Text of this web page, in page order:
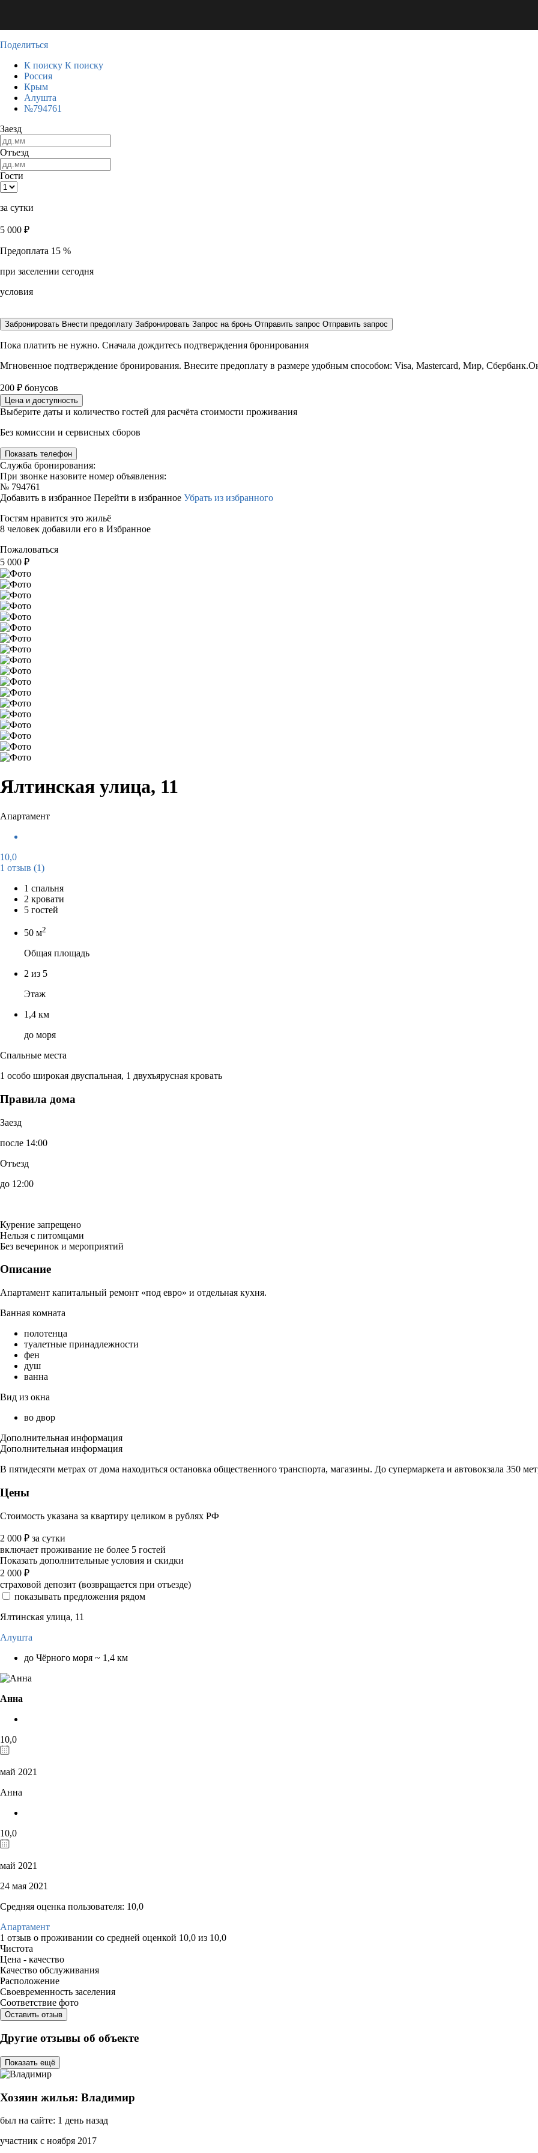
Поделиться
К поиску К поиску
Россия
Крым
Алушта
№794761
Заезд
Отъезд
Гости
за сутки
5 000 ₽
Предоплата 15 %
при заселении сегодня
условия
Забронировать Внести предоплату Забронировать Запрос на бронь Отправить запрос Отправить запрос
Пока платить не нужно. Сначала дождитесь подтверждения бронирования
Мгновенное подтверждение бронирования. Внесите предоплату в размере удобным способом: Visa, Mastercard, Мир,
200 ₽ бонусов
Цена и доступность
Выберите даты и количество гостей для расчёта стоимости проживания
Без комиссии и сервисных сборов
Показать телефон
Служба бронирования:
При звонке назовите номер объявления:
№ 794761
Добавить в избранное Перейти в избранное Убрать из избранного
Гостям нравится это жильё
8 человек добавили его в Избранное
Пожаловаться
5 000 ₽
Ялтинская улица, 11
Апартамент
10,0
1 отзыв (1)
1 спальня
2 кровати
5 гостей
50 м2
Общая площадь
2 из 5
Этаж
1,4 км
до моря
Спальные места
1 особо широкая двуспальная, 1 двухъярусная кровать
Правила дома
Заезд
после 14:00
Отъезд
до 12:00
Курение запрещено
Нельзя с питомцами
Без вечеринок и мероприятий
Описание
Апартамент капитальный ремонт «под евро» и отдельная кухня.
Ванная комната
полотенца
туалетные принадлежности
фен
душ
ванна
Вид из окна
во двор
Дополнительная информация
Дополнительная информация
В пятидесяти метрах от дома находиться остановка общественного транспорта, магазины. До супермаркета и автовокзала 350
Цены
Стоимость указана за квартиру целиком в рублях РФ
2 000 ₽ за сутки
включает проживание не более 5 гостей
Показать дополнительные условия и скидки
2 000 ₽
страховой депозит (возвращается при отъезде)
показывать предложения рядом
Ялтинская улица, 11
Алушта
до Чёрного моря ~ 1,4 км
Анна
10,0
май 2021
Анна
10,0
май 2021
24 мая 2021
Средняя оценка пользователя: 10,0
Апартамент
1 отзыв о проживании со средней оценкой 10,0 из 10,0
Чистота
Цена - качество
Качество обслуживания
Расположение
Своевременность заселения
Соответствие фото
Оставить отзыв
Другие отзывы об объекте
Показать ещё
Хозяин жилья: Владимир
был на сайте: 1 день назад
участник с ноября 2017